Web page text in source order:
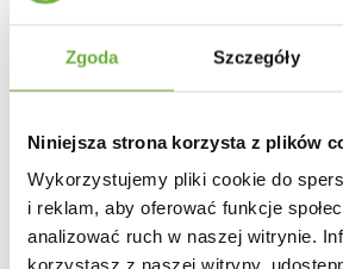
Zgoda Szczegóły
Niniejsza strona korzysta z plików
Wykorzystujemy pliki cookie do
i reklam, aby oferować funkcje
analizować ruch w naszej witrynie.
korzystasz z naszej witryny,